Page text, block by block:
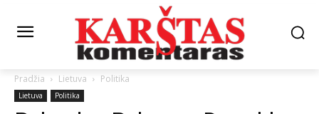
Pradžia Lietuva Politika
Lietuva Politika